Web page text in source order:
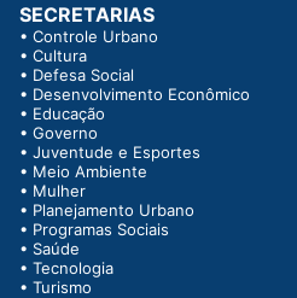
SECRETARIAS
• Controle Urbano
• Cultura
• Defesa Social
• Desenvolvimento Econômico
• Educação
• Governo
• Juventude e Esportes
• Meio Ambiente
• Mulher
• Planejamento Urbano
• Programas Sociais
• Saúde
• Tecnologia
• Turismo